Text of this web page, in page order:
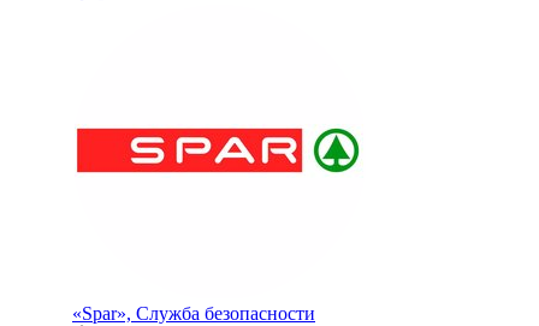
«Spar», Служба безопасности